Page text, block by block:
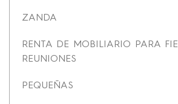
ZANDA
RENTA DE MOBILIARIO PARA
REUNIONES
PEQUEÑAS